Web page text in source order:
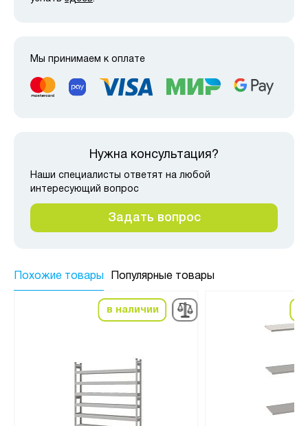
Мы принимаем к оплате
Нужна консультация?
Наши специалисты ответят на любой
интересующий вопрос
Задать вопрос
Похожие товары Популярные товары
в наличии